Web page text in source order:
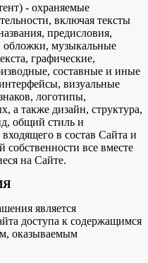
- охраняемые
включая тексты
предисловия,
обложки, музыкальные
графические,
составные и иные
визуальные
логотипы,
также дизайн, структура,
общий стиль и
в состав Сайта и
собственности все вместе
на Сайте.
является
доступа к содержащимся
оказываемым